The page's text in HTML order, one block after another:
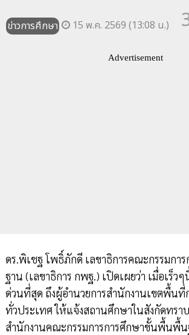
ข่าวการศึกษา 15 พ.ค. 2569 (13:08 น.)
Advertisement
ดร.พิเชฐ โพธิ์ภักดี เลขาธิการคณะกรรมกา
ฐาน (เลขาธิการ กพฐ.) เปิดเผยว่า เมื่อเร็ว
ด่วนที่สุด ถึงผู้อำนวยการสำนักงานเขตพื้นที่
ทั่วประเทศ ให้แจ้งสถานศึกษาในสังกัดทรา
สำนักงานคณะกรรมการการศึกษาขั้นพื้นพื้น